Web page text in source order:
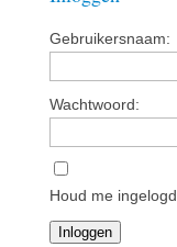
Gebruikersnaam:
Wachtwoord:
Houd me ingelogd
Inloggen